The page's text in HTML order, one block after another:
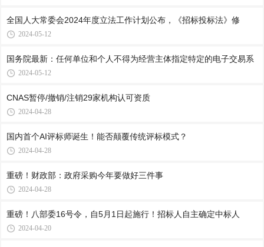
全国人大常委会2024年度立法工作计划公布，《招标投标法》修
2024-05-12
国务院最新：任何单位和个人不得为经营主体指定特定的电子交易系
2024-05-12
CNAS暂停/撤销/注销29家机构认可资质
2024-04-28
国内首个AI评标师诞生！能否颠覆传统评标模式？
2024-04-28
重磅！财政部：政府采购今年要做好三件事
2024-04-28
重磅！八部委16号令，自5月1日起施行！招标人自主确定中标人
2024-04-20